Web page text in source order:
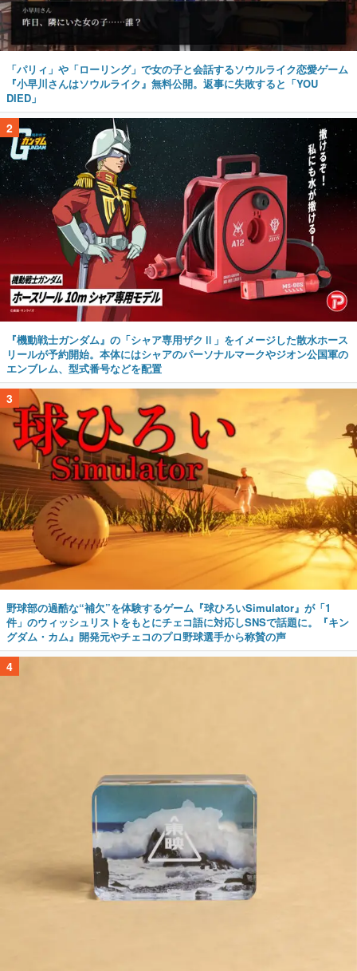
「パリィ」や「ローリング」で女の子と会話するソウルライク恋愛ゲーム
『小早川さんはソウルライク』無料公開。返事に失敗すると「YOU
DIED」
2
『機動戦士ガンダム』の「シャア専用ザクⅡ」をイメージした散水ホース
リールが予約開始。本体にはシャアのパーソナルマークやジオン公国軍の
エンブレム、型式番号などを配置
3
野球部の過酷な“補欠”を体験するゲーム『球ひろいSimulator』が「1
件」のウィッシュリストをもとにチェコ語に対応しSNSで話題に。『キン
グダム・カム』開発元やチェコのプロ野球選手から称賛の声
4